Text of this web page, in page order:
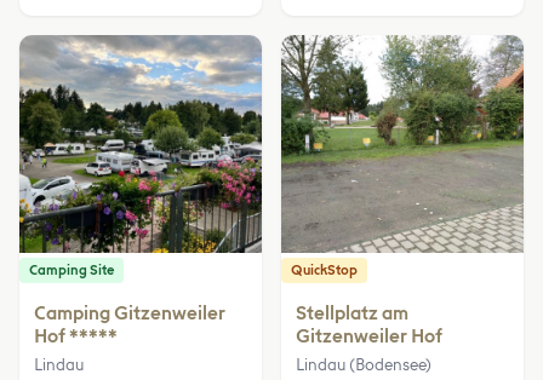
Camping Site
Camping Gitzenweiler
Hof *****
Lindau
QuickStop
Stellplatz am
Gitzenweiler Hof
Lindau (Bodensee)